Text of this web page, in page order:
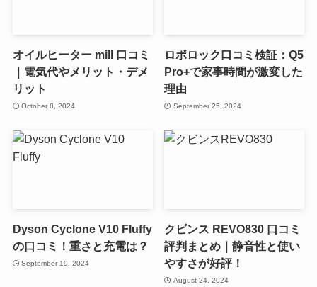
オイルヒーター mill 口コミ
｜電気代やメリット・デメ
リット
October 8, 2024
ロボロック口コミ検証：Q5
Pro+で家事時間が激変した
理由
September 25, 2024
Dyson Cyclone V10 Fluffy
の口コミ！重さと充電は？
September 19, 2024
クビンス REVO830 口コミ
評判まとめ｜静音性と使い
やすさが好評！
August 24, 2024